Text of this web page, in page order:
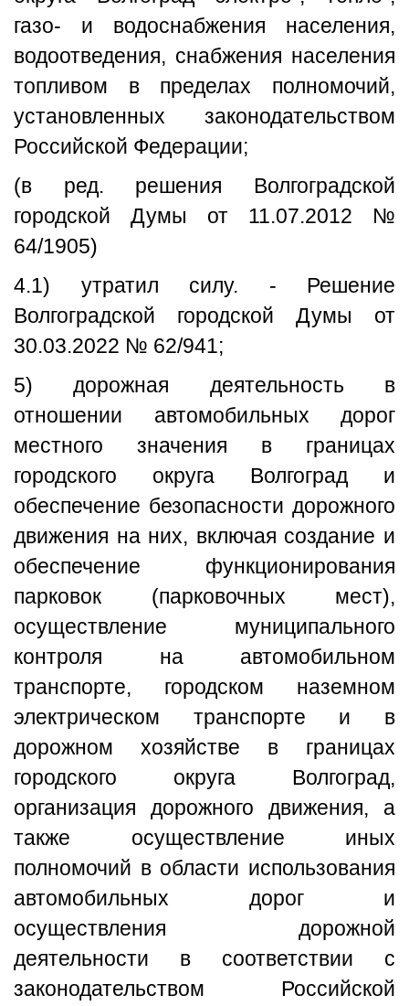
газо- и водоснабжения населения,
водоотведения, снабжения населения
топливом в пределах полномочий,
установленных законодательством
Российской Федерации;
(в ред. решения Волгоградской
городской Думы от 11.07.2012 №
64/1905)
4.1) утратил силу. - Решение
Волгоградской городской Думы от
30.03.2022 № 62/941;
5) дорожная деятельность в
отношении автомобильных дорог
местного значения в границах
городского округа Волгоград и
обеспечение безопасности дорожного
движения на них, включая создание и
обеспечение функционирования
парковок (парковочных мест),
осуществление муниципального
контроля на автомобильном
транспорте, городском наземном
электрическом транспорте и в
дорожном хозяйстве в границах
городского округа Волгоград,
организация дорожного движения, а
также осуществление иных
полномочий в области использования
автомобильных дорог и
осуществления дорожной
деятельности в соответствии с
законодательством Российской